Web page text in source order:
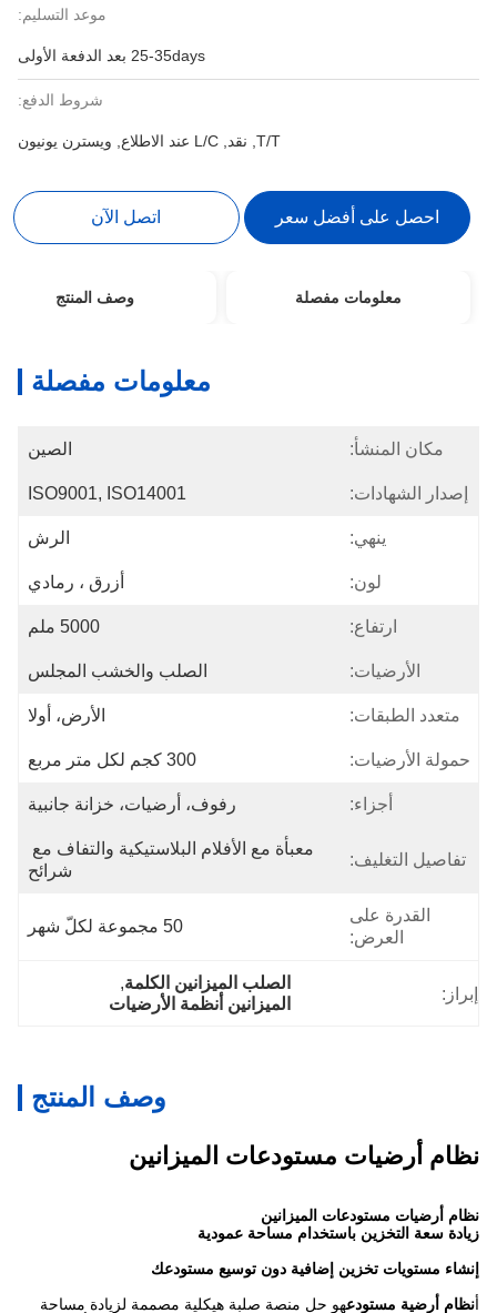
موعد التسليم:
25-35days بعد الدفعة الأولى
شروط الدفع:
T/T, نقد, L/C عند الاطلاع, ويسترن يونيون
احصل على أفضل سعر اتصل الآن
معلومات مفصلة وصف المنتج
معلومات مفصلة
مكان المنشأ: الصين
إصدار الشهادات: ISO9001, ISO14001
ينهي: الرش
لون: أزرق ، رمادي
ارتفاع: 5000 ملم
الأرضيات: الصلب والخشب المجلس
متعدد الطبقات: الأرض، أولا
حمولة الأرضيات: 300 كجم لكل متر مربع
أجزاء: رفوف، أرضيات، خزانة جانبية
تفاصيل التغليف:
معبأة مع الأفلام البلاستيكية والتفاف مع
شرائح
القدرة على
العرض:
50 مجموعة لكلّ شهر
إبراز:
الصلب الميزانين الكلمة,
الميزانين أنظمة الأرضيات
وصف المنتج
نظام أرضيات مستودعات الميزانين
نظام أرضيات مستودعات الميزانين
زيادة سعة التخزين باستخدام مساحة عمودية
إنشاء مستويات تخزين إضافية دون توسيع مستودعك
نظام أرضية مستودعهو حل منصة صلبة هيكلية مصممة لزيادة مساحة